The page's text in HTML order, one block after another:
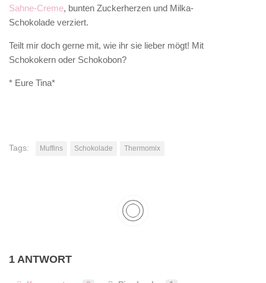
Sahne-Creme, bunten Zuckerherzen und Milka-
Schokolade verziert.
Teilt mir doch gerne mit, wie ihr sie lieber mögt! Mit
Schokokern oder Schokobon?
* Eure Tina*
Tags: Muffins Schokolade Thermomix
1 ANTWORT